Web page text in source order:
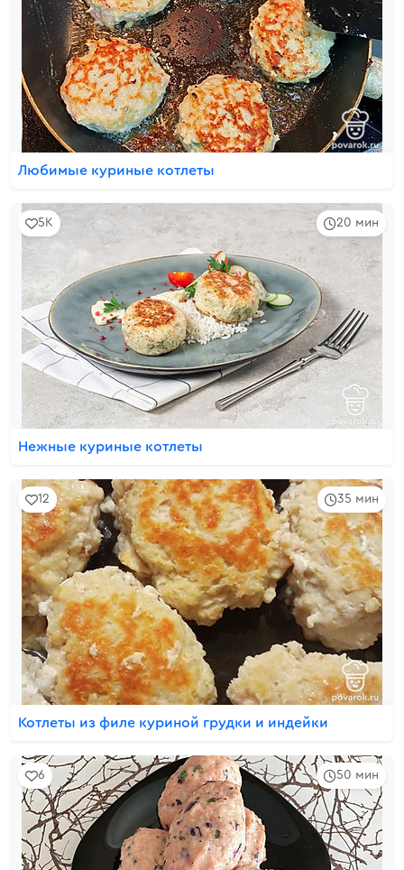
Любимые куриные котлеты
20 мин
5K
Нежные куриные котлеты
35 мин
12
Котлеты из филе куриной грудки и индейки
50 мин
6